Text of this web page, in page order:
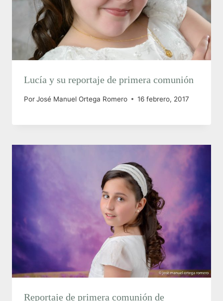
Lucía y su reportaje de primera comunión
PorJosé Manuel Ortega Romero 16 febrero, 2017
Reportaje de primera comunión de